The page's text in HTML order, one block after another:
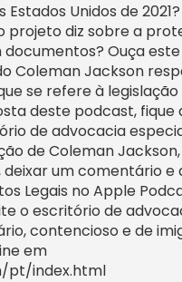
Estados Unidos de
projeto diz sobre a
documentos? Ouça este
Coleman Jackson
se refere à legislação
deste podcast,
de advocacia
de Coleman Jackson,
um comentário e
Legais no Apple
o escritório de
contencioso e de
em
pt/index.html